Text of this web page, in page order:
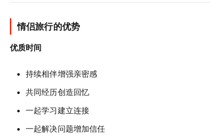
情侣旅行的优势
优质时间
持续相伴增强亲密感
共同经历创造回忆
一起学习建立连接
一起解决问题增加信任